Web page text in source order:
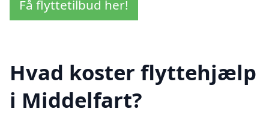
Få flyttetilbud her!
Hvad koster flyttehjælp
i Middelfart?